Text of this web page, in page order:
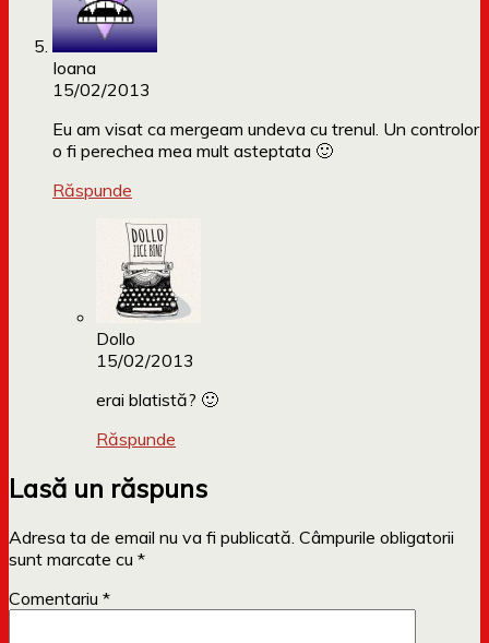
Ioana
15/02/2013
Eu am visat ca mergeam undeva cu trenul. Un controlor
o fi perechea mea mult asteptata 🙂
Răspunde
Dollo
15/02/2013
erai blatistă? 🙂
Răspunde
Lasă un răspuns
Adresa ta de email nu va fi publicată. Câmpurile obligatorii
sunt marcate cu *
Comentariu *